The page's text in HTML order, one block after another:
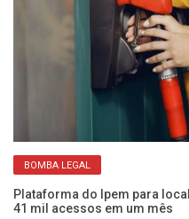
BOMBA LEGAL
Plataforma do Ipem para
41 mil acessos em um mês